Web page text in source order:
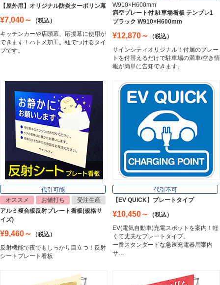
Magnet Sheet
インクジェットメディア
Inkjet Media
看板照明
Lighting Equipment
トラスコ中山
Trusco Nakayama
【屋外用】オリジナル防炎ターポリン幕
¥7,040～
（税込）
キッチンカーや店頭幕、応援幕に使用が
できます！ハトメ加工。紐でつけるタイ
プです。
W910×H600mm
満空プレート付 駐車場看板 テンプレ1
ブラック W910×H600mm
¥12,870～
（税込）
サインシティオリジナル！付属のプレー
トを付替えるだけで駐車場の満車/空き情
報が簡単に告知できます。
代引可能
オススメ
お値打ち
受注生産
アルミ複合板反射プレート看板(規格サ
イズ)
¥9,460～
（税込）
反射機能で夜でもしっかり目立つ！反射
シートプレート看板
代引不可
【EV QUICK】プレートタイプ
¥10,450～
（税込）
EV(電気自動車)充電スポットを案内！軽
くて丈夫なプレートタイプ。
一番スタンダードな急速充電器用案内
サ…